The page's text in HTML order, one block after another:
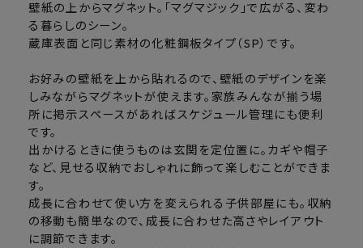
壁紙の上からマグネット。「マグマジック」で広がる、変わ
る暮らしのシーン。
蔵庫表面と同じ素材の化粧鋼板タイプ（SP）です。
お好みの壁紙を上から貼れるので、壁紙のデザインを楽
しみながらマグネットが使えます。家族みんなが揃う場
所に掲示スペースがあればスケジュール管理にも便利
です。
出かけるときに使うものは玄関を定位置に。カギや帽子
など、見せる収納でおしゃれに飾って楽しむことができま
す。
成長に合わせて使い方を変えられる子供部屋にも。収納
の移動も簡単なので、成長に合わせた高さやレイアウト
に調節できます。